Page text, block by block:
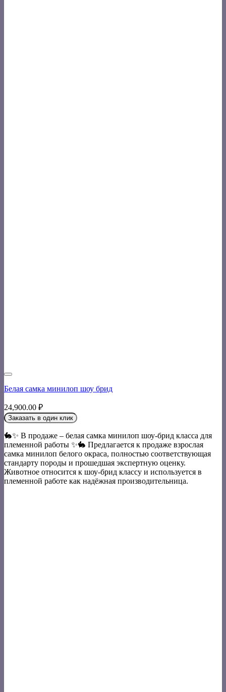
Белая самка минилоп шоу брид
24,900.00 ₽
Заказать в один клик
🐇✨ В продаже – белая самка минилоп шоу-брид класса для
племенной работы ✨🐇 Предлагается к продаже взрослая
самка минилоп белого окраса, полностью соответствующая
стандарту породы и прошедшая экспертную оценку.
Животное относится к шоу-брид классу и используется в
племенной работе как надёжная производительница.